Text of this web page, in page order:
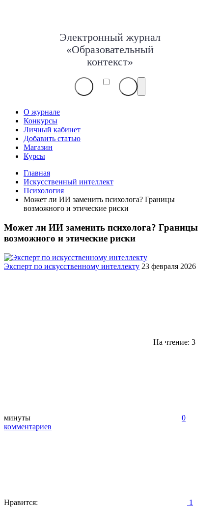
Электронный журнал
«Образовательный
контекст»
О журнале
Конкурсы
Личный кабинет
Добавить статью
Магазин
Курсы
Главная
Искусственный интеллект
Психология
Может ли ИИ заменить психолога? Границы
возможного и этические риски
Может ли ИИ заменить психолога? Границы
возможного и этические риски
Эксперт по искусственному интеллекту 23 февраля 2026
На чтение: 3
минуты
0
комментариев
Нравится: 1